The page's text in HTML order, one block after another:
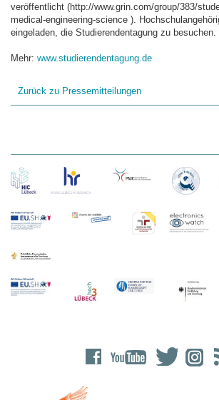
veröffentlicht (http://www.grin.com/group/383/
medical-engineering-science ).
eingeladen, die Studierendentagung zu besuchen.
Mehr: www.studierendentagung.de
Zurück zu Pressemitteilungen